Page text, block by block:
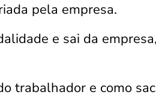
pela empresa.
e sai da
trabalhador e como